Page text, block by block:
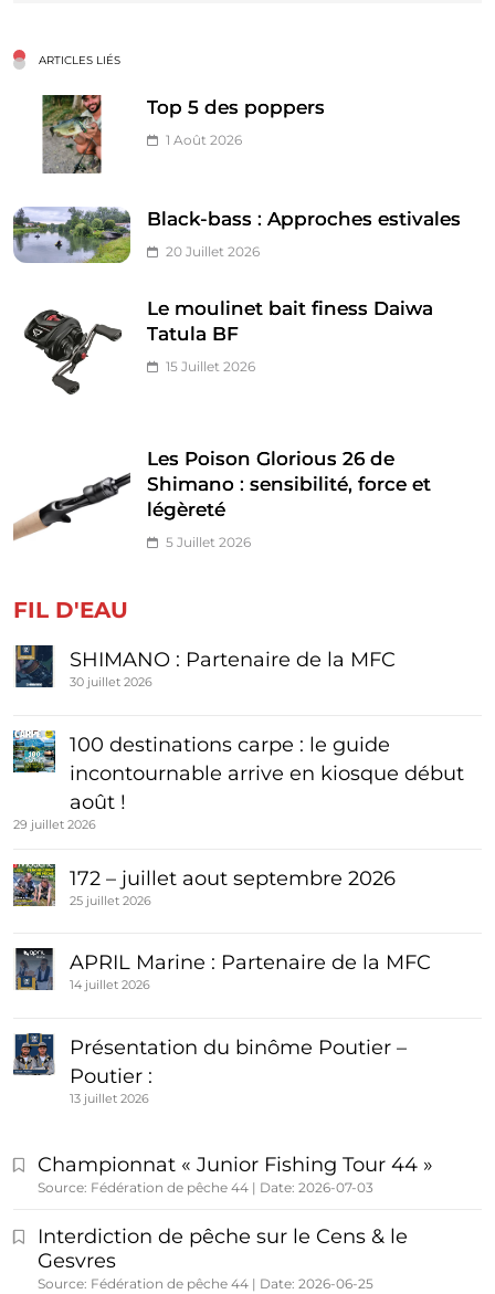
ARTICLES LIÉS
Top 5 des poppers
1 Août 2026
Black-bass : Approches estivales
20 Juillet 2026
Le moulinet bait finess Daiwa
Tatula BF
15 Juillet 2026
Les Poison Glorious 26 de
Shimano : sensibilité, force et
légèreté
5 Juillet 2026
FIL D'EAU
SHIMANO : Partenaire de la MFC
30 juillet 2026
100 destinations carpe : le guide
incontournable arrive en kiosque début
août !
29 juillet 2026
172 – juillet aout septembre 2026
25 juillet 2026
APRIL Marine : Partenaire de la MFC
14 juillet 2026
Présentation du binôme Poutier –
Poutier :
13 juillet 2026
Championnat « Junior Fishing Tour 44 »
Source: Fédération de pêche 44 Date: 2026-07-03
Interdiction de pêche sur le Cens & le
Gesvres
Source: Fédération de pêche 44 Date: 2026-06-25